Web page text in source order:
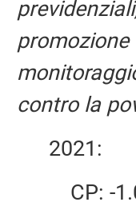
contro la
2021:
CP: -